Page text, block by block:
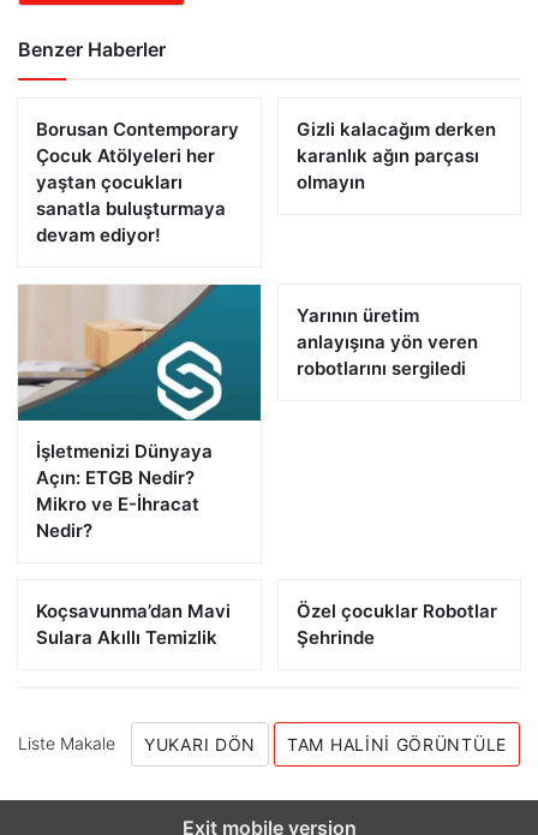
Benzer Haberler
Borusan Contemporary
Çocuk Atölyeleri her
yaştan çocukları
sanatla buluşturmaya
devam ediyor!
Gizli kalacağım derken
karanlık ağın parçası
olmayın
İşletmenizi Dünyaya
Açın: ETGB Nedir?
Mikro ve E-İhracat
Nedir?
Yarının üretim
anlayışına yön veren
robotlarını sergiledi
Koçsavunma’dan Mavi
Sulara Akıllı Temizlik
Özel çocuklar Robotlar
Şehrinde
Liste Makale YUKARI DÖN TAM HALINI GÖRÜNTÜLE
Exit mobile version